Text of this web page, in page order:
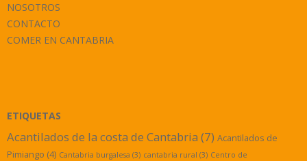
NOSOTROS
CONTACTO
COMER EN CANTABRIA
ETIQUETAS
Acantilados de la costa de Cantabria (7) Acantilados de
Pimiango (4) Cantabria burgalesa (3) cantabria rural (3) Centro de